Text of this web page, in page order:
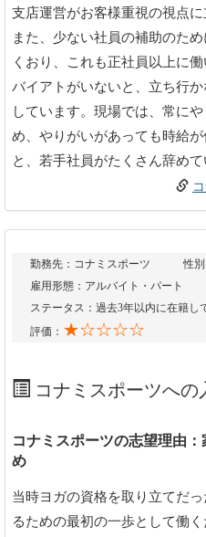
支店運営がお客様重視の視点
また、少ない社員の補助のた
くおり、これも正社員以上に
バイアトがいないと、立ち行
しています。現場では、常に
め、やりがいがあっても時給
と、若手社員がたくさん辞めて
勤務先：コナミスポーツ 性
雇用形態：アルバイト・パート
ステータス：過去3年以内に在籍し
評価： ★☆☆☆☆
コナミスポーツへ
コナミスポーツの志望理由
め
当時ヨガの資格を取り立てだ
るための最初の一歩として働